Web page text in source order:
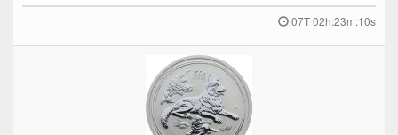
07T 02h:23m:10s